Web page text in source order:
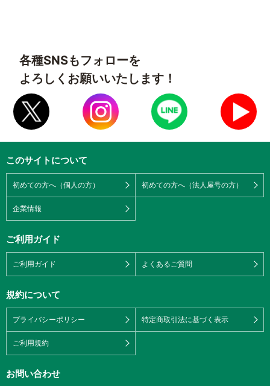
各種SNSもフォローを
よろしくお願いいたします！
このサイトについて
初めての方へ（個人の方） 初めての方へ（法人屋号の方）
企業情報
ご利用ガイド
ご利用ガイド よくあるご質問
規約について
プライバシーポリシー 特定商取引法に基づく表示
ご利用規約
お問い合わせ